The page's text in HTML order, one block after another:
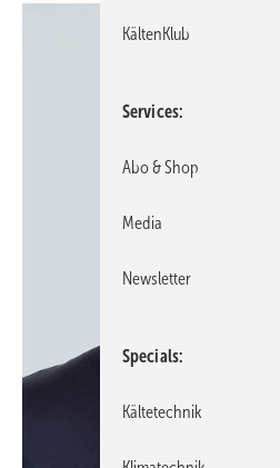
KältenKlub
Services
Abo & Shop
Media
Newsletter
Specials
Kältetechnik